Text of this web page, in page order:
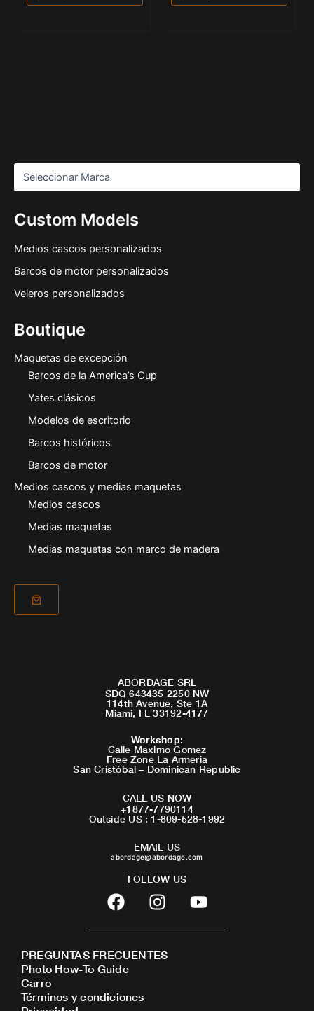
Custom Models
Medios cascos personalizados
Barcos de motor personalizados
Veleros personalizados
Boutique
Maquetas de excepción
Barcos de la America’s Cup
Yates clásicos
Modelos de escritorio
Barcos históricos
Barcos de motor
Medios cascos y medias maquetas
Medios cascos
Medias maquetas
Medias maquetas con marco de madera
ABORDAGE SRL
SDQ 643435 2250 NW
114th Avenue, Ste 1A
Miami, FL 33192-4177
Workshop:
Calle Maximo Gomez
Free Zone La Armeria
San Cristóbal – Dominican Republic
CALL US NOW
+1877-7790114
Outside US : 1-809-528-1992
EMAIL US
abordage@abordage.com
FOLLOW US
F
a
c
b
o
o
I
n
s
a
Y
o
u
PREGUNTAS FRECUENTES
Photo How-To Guide
Carro
Términos y condiciones